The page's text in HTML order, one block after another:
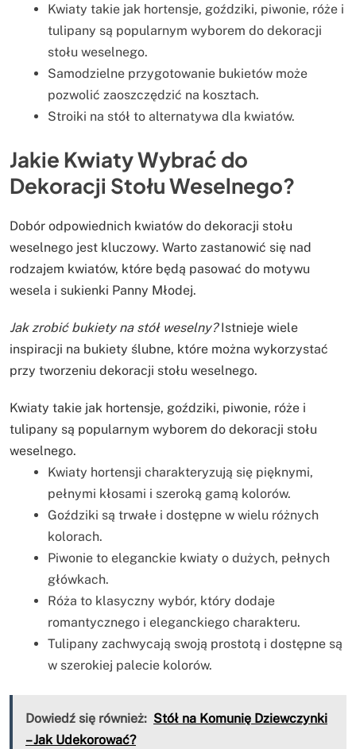
Kwiaty takie jak hortensje, goździki, piwonie, róże i
tulipany są popularnym wyborem do dekoracji
stołu weselnego.
Samodzielne przygotowanie bukietów może
pozwolić zaoszczędzić na kosztach.
Stroiki na stół to alternatywa dla kwiatów.
Jakie Kwiaty Wybrać do
Dekoracji Stołu Weselnego?
Dobór odpowiednich kwiatów do dekoracji stołu
weselnego jest kluczowy. Warto zastanowić się nad
rodzajem kwiatów, które będą pasować do motywu
wesela i sukienki Panny Młodej.
Jak zrobić bukiety na stół weselny?Istnieje wiele
inspiracji na bukiety ślubne, które można wykorzystać
przy tworzeniu dekoracji stołu weselnego.
Kwiaty takie jak hortensje, goździki, piwonie, róże i
tulipany są popularnym wyborem do dekoracji stołu
weselnego.
Kwiaty hortensji charakteryzują się pięknymi,
pełnymi kłosami i szeroką gamą kolorów.
Goździki są trwałe i dostępne w wielu różnych
kolorach.
Piwonie to eleganckie kwiaty o dużych, pełnych
główkach.
Róża to klasyczny wybór, który dodaje
romantycznego i eleganckiego charakteru.
Tulipany zachwycają swoją prostotą i dostępne są
w szerokiej palecie kolorów.
Dowiedź się również: Stół na Komunię Dziewczynki
– Jak Udekorować?